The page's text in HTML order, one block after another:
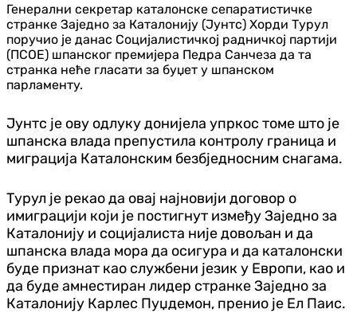
Генерални секретар каталонске сепаратистичке
странке Заједно за Каталонију (Јунтс) Хорди Турул
поручио је данас Социјалистичкој радничкој партији
(ПСОЕ) шпанског премијера Педра Санчеза да та
странка неће гласати за буџет у шпанском
парламенту.
Јунтс је ову одлуку донијела упркос томе што је
шпанска влада препустила контролу граница и
миграција Каталонским безбједносним снагама.
Турул је рекао да овај најновији договор о
имиграцији који је постигнут између Заједно за
Каталонију и социјалиста није довољан и да
шпанска влада мора да осигура и да каталонски
буде признат као службени језик у Европи, као и
да буде амнестиран лидер странке Заједно за
Каталонију Карлес Пуџдемон, пренио је Ел Паис.